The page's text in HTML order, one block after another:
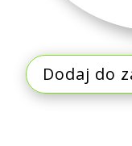
Dodaj do